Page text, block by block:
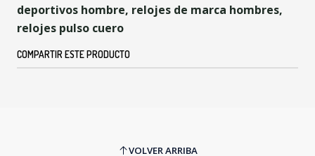
deportivos hombre, relojes de marca hombres,
relojes pulso cuero
COMPARTIR ESTE PRODUCTO
VOLVER ARRIBA